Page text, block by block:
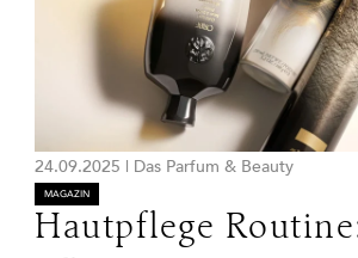
24.09.2025 | Das Parfum & Beauty
MAGAZIN
Hautpflege